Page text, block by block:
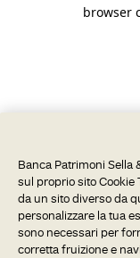
browser
Banca Patrimoni Sella
sul proprio sito Cookie
da un sito diverso da
personalizzare la tua
sono necessari per
corretta fruizione e